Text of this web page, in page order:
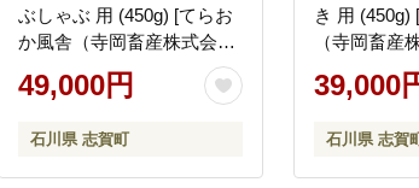
ぶしゃぶ 用 (450g) [てらお
か風舎（寺岡畜産株式会
社） 石川県 志賀町
AA4287] 肉 牛肉 能登牛 し
49,000円
石川県 志賀町
き 用 (450g)
（寺岡畜産
県 志賀町
能登牛 肩
39,000
石川県 志賀